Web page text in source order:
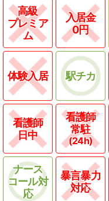
高級
プレミア
ム
入居金
0円
体験入居 駅チカ
看護師
日中
看護師
常駐
(24h)
ナース
コール対
応
暴言暴力
対応